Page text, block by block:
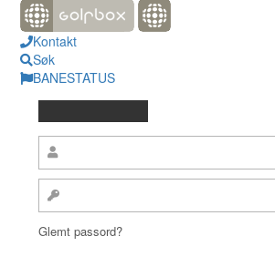
Kontakt
Søk
BANESTATUS
Glemt passord?